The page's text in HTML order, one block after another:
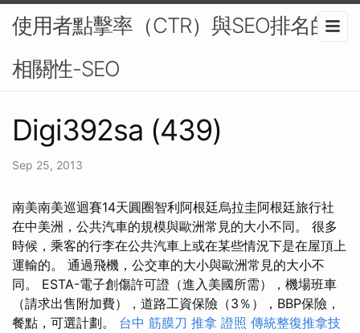
使用者點擊率（CTR）與SEO排名的
相關性-SEO
Digi392sa (439)
Sep 25, 2013
南美南美巡迴賽14天圓圈智利阿根廷烏拉圭阿根廷旅行社
在中美洲，公共汽車的規模與歐洲常見的大小不同。 很多
時候，乘客的行李在公共汽車上或在某些情況下是在屋頂上
運輸的。 通過飛機，公交車的大小與歐洲常見的大小不
同。 ESTA-電子創傷許可證（進入美國所需），機場班車
（請求出售附加費），道路工資保險（3％），BBP保險，
餐點，可選計劃。 台中 筋膜刀 推拿 證照 傳統整復推拿技